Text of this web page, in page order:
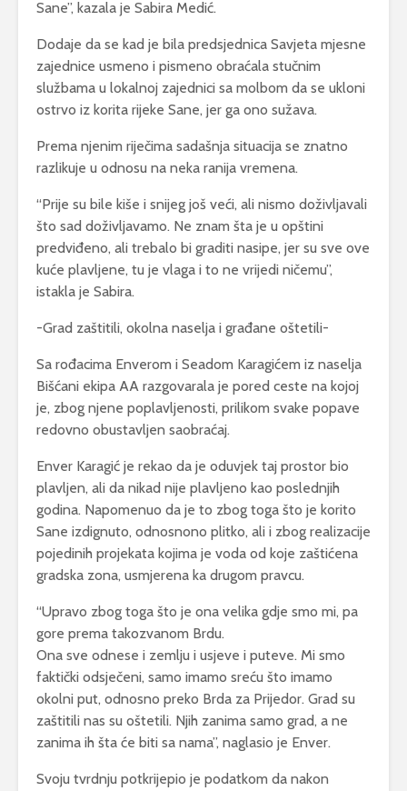
Sane”, kazala je Sabira Medić.
Dodaje da se kad je bila predsjednica Savjeta mjesne
zajednice usmeno i pismeno obraćala stučnim
službama u lokalnoj zajednici sa molbom da se ukloni
ostrvo iz korita rijeke Sane, jer ga ono sužava.
Prema njenim riječima sadašnja situacija se znatno
razlikuje u odnosu na neka ranija vremena.
“Prije su bile kiše i snijeg još veći, ali nismo doživljavali
što sad doživljavamo. Ne znam šta je u opštini
predviđeno, ali trebalo bi graditi nasipe, jer su sve ove
kuće plavljene, tu je vlaga i to ne vrijedi ničemu”,
istakla je Sabira.
-Grad zaštitili, okolna naselja i građane oštetili-
Sa rođacima Enverom i Seadom Karagićem iz naselja
Bišćani ekipa AA razgovarala je pored ceste na kojoj
je, zbog njene poplavljenosti, prilikom svake popave
redovno obustavljen saobraćaj.
Enver Karagić je rekao da je oduvjek taj prostor bio
plavljen, ali da nikad nije plavljeno kao poslednjih
godina. Napomenuo da je to zbog toga što je korito
Sane izdignuto, odnosnono plitko, ali i zbog realizacije
pojedinih projekata kojima je voda od koje zaštićena
gradska zona, usmjerena ka drugom pravcu.
“Upravo zbog toga što je ona velika gdje smo mi, pa
gore prema takozvanom Brdu.
Ona sve odnese i zemlju i usjeve i puteve. Mi smo
faktički odsječeni, samo imamo sreću što imamo
okolni put, odnosno preko Brda za Prijedor. Grad su
zaštitili nas su oštetili. Njih zanima samo grad, a ne
zanima ih šta će biti sa nama”, naglasio je Enver.
Svoju tvrdnju potkrijepio je podatkom da nakon